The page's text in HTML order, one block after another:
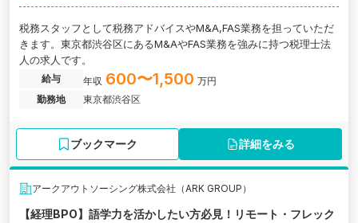
税務スタッフとして税務アドバイスやM&A,FAS業務を担っていただ
きます。東京都渋谷区にあるM&AやFAS業務を強みに持つ税理士法
人の求人です。
給与 年収 600〜1,500 万円
勤務地
東京都渋谷区
ブックマーク 詳細をみる
アークアウトソーシング株式会社（ARK GROUP）
【経理BPO】語学力を活かしたい方必見！リモート・フレック